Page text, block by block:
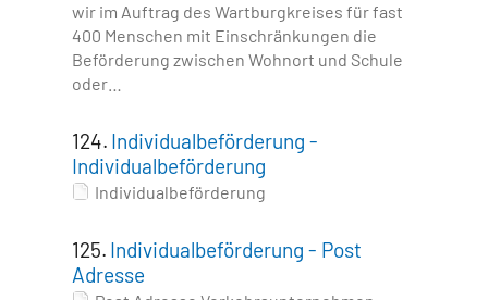
wir im Auftrag des Wartburgkreises für fast
400 Menschen mit Einschränkungen die
Beförderung zwischen Wohnort und Schule
oder…
124. Individualbeförderung -
Individualbeförderung
Individualbeförderung
125. Individualbeförderung - Post
Adresse